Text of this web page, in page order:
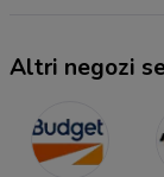
Altri negozi